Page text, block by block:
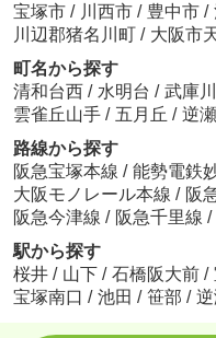
宝塚市 / 川西市 / 豊中市 /
川辺郡猪名川町 / 大阪市
町名から探す
清和台西 / 水明台 / 武庫
雲雀丘山手 / 五月丘 / 逆
路線から探す
阪急宝塚本線 / 能勢電鉄
大阪モノレール本線 / 阪
阪急今津線 / 阪急千里線 /
駅から探す
桜井 / 山下 / 石橋阪大前 /
宝塚南口 / 池田 / 笹部 / 逆